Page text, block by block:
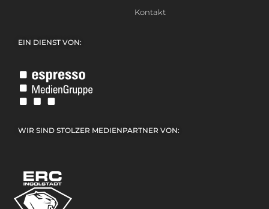
Kontakt
EIN DIENST VON:
WIR SIND STOLZER MEDIENPARTNER VON: